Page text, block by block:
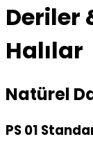
Deriler
Halılar
Natürel
PS 01